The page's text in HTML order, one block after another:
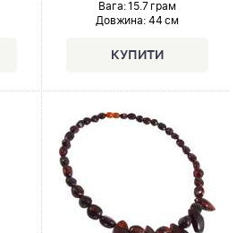
Вага: 15.7 грам
Довжина:44 см